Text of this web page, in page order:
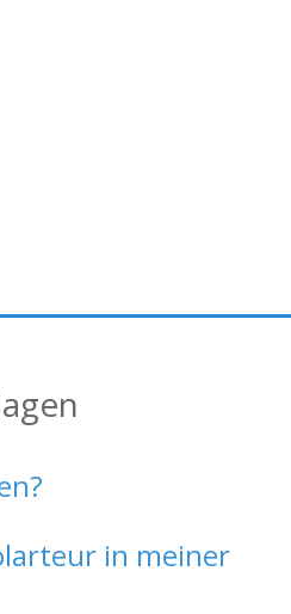
in meiner